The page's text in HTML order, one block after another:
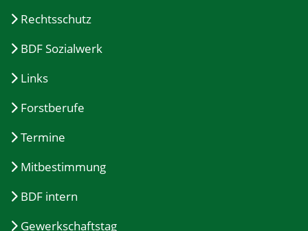
Rechtsschutz
BDF Sozialwerk
Links
Forstberufe
Termine
Mitbestimmung
BDF intern
Gewerkschaftstag